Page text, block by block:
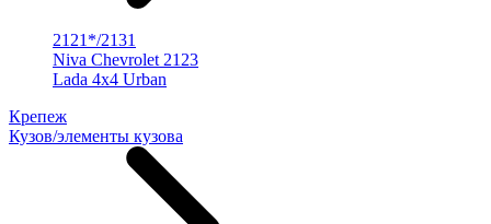
2121*/2131
Niva Chevrolet 2123
Lada 4x4 Urban
Крепеж
Кузов/элементы кузова